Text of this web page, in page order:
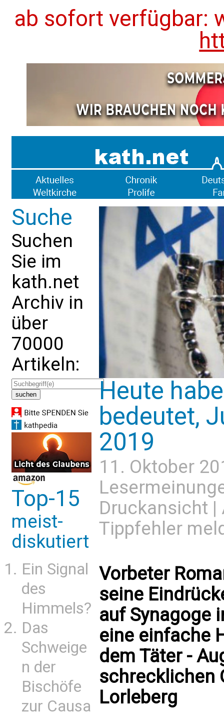
ab sofort verfügbar:
Suche
Suchen
Sie im
kath.net
Archiv in
über
70000
Artikeln:
Top-15
meist-
diskutiert
Ein Signal
des
Himmels?
Das
Schweige
n der
Bischöfe
zur Causa
Heute
bedeutet,
2019
11. Oktober
Druckansicht |
Tippfehler
Vorbeter
seine
auf Synagoge
eine einfache
dem Täter -
schrecklichen
Lorleberg